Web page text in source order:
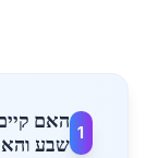
1
האם
שבע